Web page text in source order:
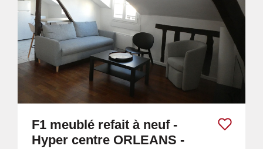
F1 meublé refait à neuf -
Hyper centre ORLEANS -